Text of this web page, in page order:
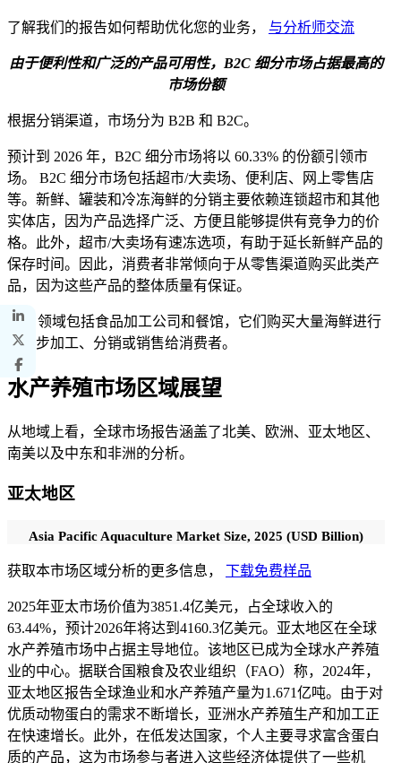
了解我们的报告如何帮助优化您的业务， 与分析师交流
由于便利性和广泛的产品可用性，B2C 细分市场占据最高的
市场份额
根据分销渠道，市场分为 B2B 和 B2C。
预计到 2026 年，B2C 细分市场将以 60.33% 的份额引领市
场。 B2C 细分市场包括超市/大卖场、便利店、网上零售店
等。新鲜、罐装和冷冻海鲜的分销主要依赖连锁超市和其他
实体店，因为产品选择广泛、方便且能够提供有竞争力的价
格。此外，超市/大卖场有速冻选项，有助于延长新鲜产品的
保存时间。因此，消费者非常倾向于从零售渠道购买此类产
品，因为这些产品的整体质量有保证。
B2B 领域包括食品加工公司和餐馆，它们购买大量海鲜进行
进一步加工、分销或销售给消费者。
水产养殖市场区域展望
从地域上看，全球市场报告涵盖了北美、欧洲、亚太地区、
南美以及中东和非洲的分析。
亚太地区
Asia Pacific Aquaculture Market Size, 2025 (USD Billion)
获取本市场区域分析的更多信息， 下载免费样品
2025年亚太市场价值为3851.4亿美元，占全球收入的
63.44%，预计2026年将达到4160.3亿美元。亚太地区在全球
水产养殖市场中占据主导地位。该地区已成为全球水产养殖
业的中心。据联合国粮食及农业组织（FAO）称，2024年，
亚太地区报告全球渔业和水产养殖产量为1.671亿吨。由于对
优质动物蛋白的需求不断增长，亚洲水产养殖生产和加工正
在快速增长。此外，在低发达国家，个人主要寻求富含蛋白
质的产品，这为市场参与者进入这些经济体提供了一些机